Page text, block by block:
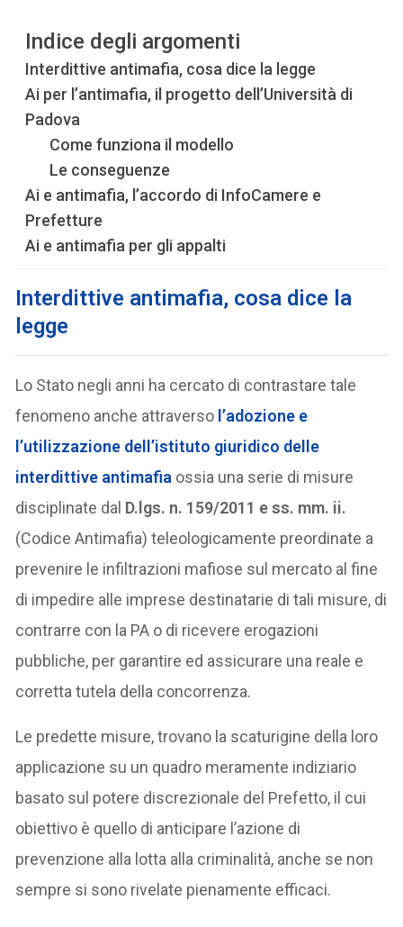
Indice degli argomenti
Interdittive antimafia, cosa dice la legge
Ai per l’antimafia, il progetto dell’Università di
Padova
Come funziona il modello
Le conseguenze
Ai e antimafia, l’accordo di InfoCamere e
Prefetture
Ai e antimafia per gli appalti
Interdittive antimafia, cosa dice la
legge
Lo Stato negli anni ha cercato di contrastare tale
fenomeno anche attraverso l’adozione e
l’utilizzazione dell’istituto giuridico delle
interdittive antimafia ossia una serie di misure
disciplinate dal D.lgs. n. 159/2011 e ss. mm. ii.
(Codice Antimafia) teleologicamente preordinate a
prevenire le infiltrazioni mafiose sul mercato al fine
di impedire alle imprese destinatarie di tali misure, di
contrarre con la PA o di ricevere erogazioni
pubbliche, per garantire ed assicurare una reale e
corretta tutela della concorrenza.
Le predette misure, trovano la scaturigine della loro
applicazione su un quadro meramente indiziario
basato sul potere discrezionale del Prefetto, il cui
obiettivo è quello di anticipare l’azione di
prevenzione alla lotta alla criminalità, anche se non
sempre si sono rivelate pienamente efficaci.